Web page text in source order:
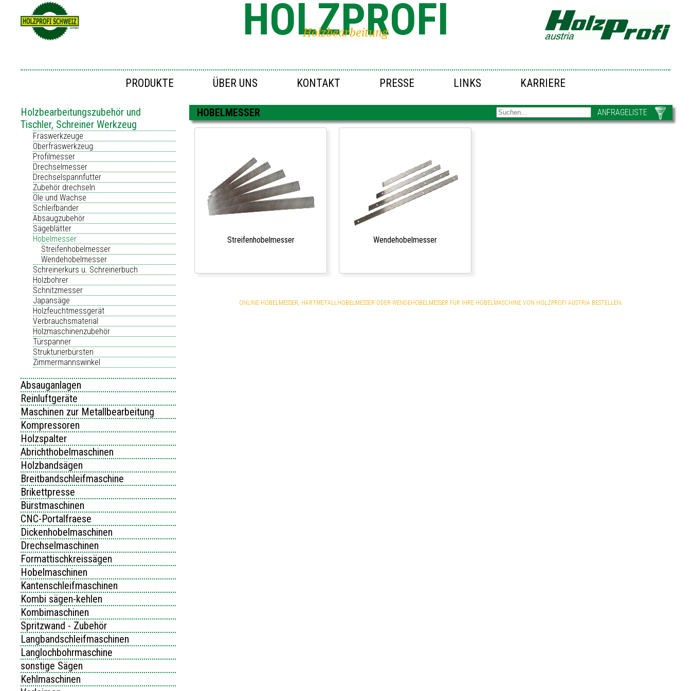
HOLZPROFI
Holzbearbeitung
PRODUKTE ÜBER UNS KONTAKT PRESSE LINKS KARRIERE
Holzbearbeitungszubehör und
Tischler, Schreiner Werkzeug
Fräswerkzeuge
Oberfräswerkzeug
Profilmesser
Drechselmesser
Drechselspannfutter
Zubehör drechseln
Öle und Wachse
Schleifbänder
Absaugzubehör
Sägeblätter
Hobelmesser
Streifenhobelmesser
Wendehobelmesser
Schreinerkurs u. Schreinerbuch
Holzbohrer
Schnitzmesser
Japansäge
Holzfeuchtmessgerät
Verbrauchsmaterial
Holzmaschinenzubehör
Türspanner
Strukturierbürsten
Zimmermannswinkel
Absauganlagen
Reinluftgeräte
Maschinen zur Metallbearbeitung
Kompressoren
Holzspalter
Abrichthobelmaschinen
Holzbandsägen
Breitbandschleifmaschine
Brikettpresse
Bürstmaschinen
CNC-Portalfraese
Dickenhobelmaschinen
Drechselmaschinen
Formattischkreissägen
Hobelmaschinen
Kantenschleifmaschinen
Kombi sägen-kehlen
Kombimaschinen
Spritzwand - Zubehör
Langbandschleifmaschinen
Langlochbohrmaschine
sonstige Sägen
Kehlmaschinen
HOBELMESSER ANFRAGELISTE
Streifenhobelmesser Wendehobelmesser
ONLINE HOBELMESSER, HARTMETALLHOBELMESSER ODER WENDEHOBELMESSER FÜR IHRE HOBELMASCHINE VON HOLZPROFI AUSTRIA BESTELLEN.